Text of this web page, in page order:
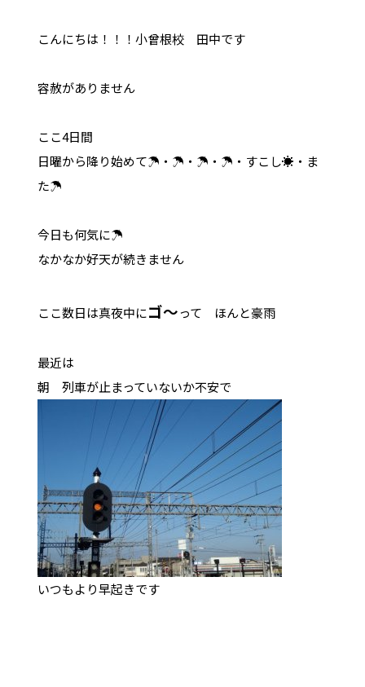
こんにちは！！！小曾根校 田中です
容赦がありません
ここ4日間
日曜から降り始めて☂・☂・☂・☂・すこし☀・ま
た☂
今日も何気に☂
なかなか好天が続きません
ここ数日は真夜中にゴ～って ほんと豪雨
最近は
朝 列車が止まっていないか不安で
いつもより早起きです